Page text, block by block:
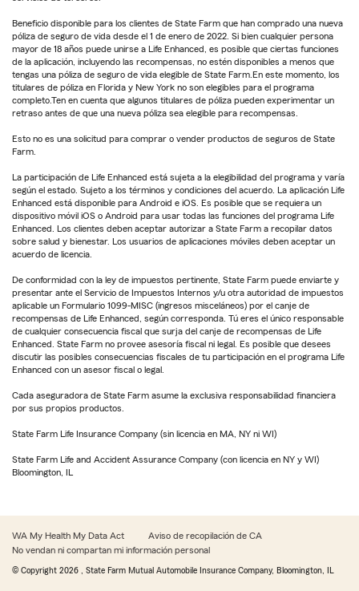
Beneficio disponible para los clientes de State Farm que han comprado una nueva
póliza de seguro de vida desde el 1 de enero de 2022. Si bien cualquier persona
mayor de 18 años puede unirse a Life Enhanced, es posible que ciertas funciones
de la aplicación, incluyendo las recompensas, no estén disponibles a menos que
tengas una póliza de seguro de vida elegible de State Farm.En este momento, los
titulares de póliza en Florida y New York no son elegibles para el programa
completo.Ten en cuenta que algunos titulares de póliza pueden experimentar un
retraso antes de que una nueva póliza sea elegible para recompensas.
Esto no es una solicitud para comprar o vender productos de seguros de State
Farm.
La participación de Life Enhanced está sujeta a la elegibilidad del programa y varía
según el estado. Sujeto a los términos y condiciones del acuerdo. La aplicación Life
Enhanced está disponible para Android e iOS. Es posible que se requiera un
dispositivo móvil iOS o Android para usar todas las funciones del programa Life
Enhanced. Los clientes deben aceptar autorizar a State Farm a recopilar datos
sobre salud y bienestar. Los usuarios de aplicaciones móviles deben aceptar un
acuerdo de licencia.
De conformidad con la ley de impuestos pertinente, State Farm puede enviarte y
presentar ante el Servicio de Impuestos Internos y/u otra autoridad de impuestos
aplicable un Formulario 1099-MISC (ingresos misceláneos) por el canje de
recompensas de Life Enhanced, según corresponda. Tú eres el único responsable
de cualquier consecuencia fiscal que surja del canje de recompensas de Life
Enhanced. State Farm no provee asesoría fiscal ni legal. Es posible que desees
discutir las posibles consecuencias fiscales de tu participación en el programa Life
Enhanced con un asesor fiscal o legal.
Cada aseguradora de State Farm asume la exclusiva responsabilidad financiera
por sus propios productos.
State Farm Life Insurance Company (sin licencia en MA, NY ni WI)
State Farm Life and Accident Assurance Company (con licencia en NY y WI)
Bloomington, IL
WA My Health My Data Act
Aviso de recopilación de CA
No vendan ni compartan mi información personal
© Copyright 2026 , State Farm Mutual Automobile Insurance Company, Bloomington, IL